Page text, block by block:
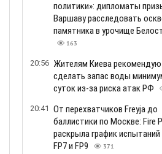
политики»: дипломаты
Варшаву расследовать
памятника в урочище
163
20:56 Жителям Киева
сделать запас воды
суток из-за риска атак РФ
20:41 От перехватчиков Freyja до
баллистики по Москве: Fire
раскрыла график испытаний
FP7 и FP9
371